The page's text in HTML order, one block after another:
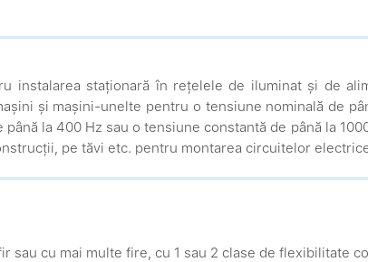
instalarea staționară în rețelele de iluminat și de
și mașini-unelte pentru o tensiune nominală de
la 400 Hz sau o tensiune constantă de până la
pe tăvi etc. pentru montarea circuitelor
sau cu mai multe fire, cu 1 sau 2 clase de flexibilitate